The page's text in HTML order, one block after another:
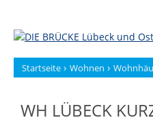
springen
Startseite › Wohnen ›
WH LÜBECK